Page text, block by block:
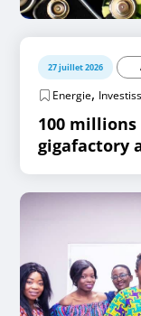
27 juillet 2026
Energie,
100 millions
gigafactory